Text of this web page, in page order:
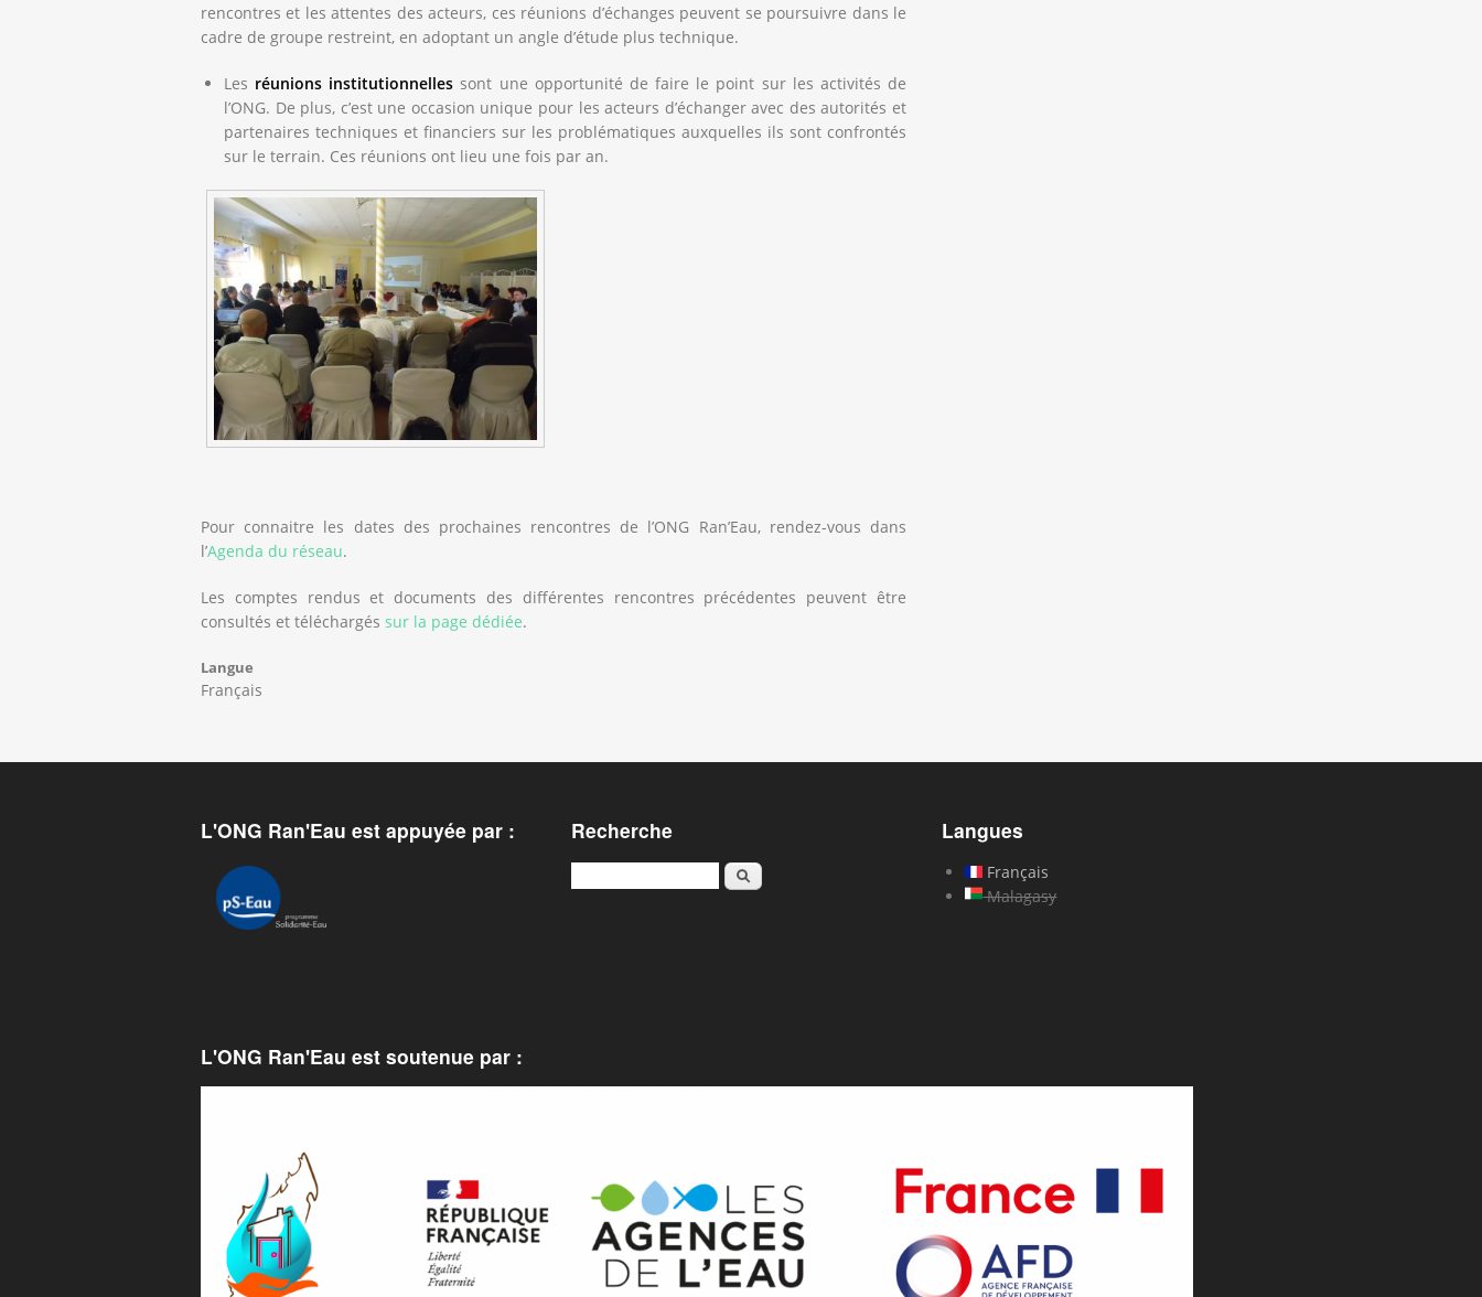
rencontres et les attentes des acteurs, ces réunions d’échanges peuvent se poursuivre dans le
cadre de groupe restreint, en adoptant un angle d’étude plus technique.
Les réunions institutionnelles sont une opportunité de faire le point sur les activités de
l’ONG. De plus, c’est une occasion unique pour les acteurs d’échanger avec des autorités et
partenaires techniques et financiers sur les problématiques auxquelles ils sont confrontés
sur le terrain. Ces réunions ont lieu une fois par an.
Pour connaitre les dates des prochaines rencontres de l’ONG Ran’Eau, rendez-vous dans
l’Agenda du réseau.
Les comptes rendus et documents des différentes rencontres précédentes peuvent être
consultés et téléchargés sur la page dédiée.
Langue
Français
L'ONG Ran'Eau est appuyée par : Recherche
Rechercher
Langues
Français
Malagasy
L'ONG Ran'Eau est soutenue par :